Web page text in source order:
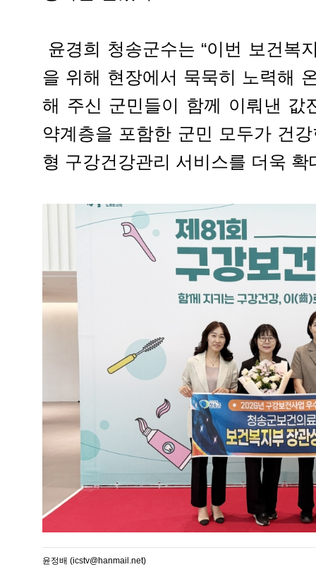
윤경희 청송군수는 “이번 보건복
을 위해 현장에서 묵묵히 노력해
해 주신 군민들이 함께 이뤄낸 값
약계층을 포함한 군민 모두가 건
형 구강건강관리 서비스를 더욱 확
윤정배 (icstv@hanmail.net)